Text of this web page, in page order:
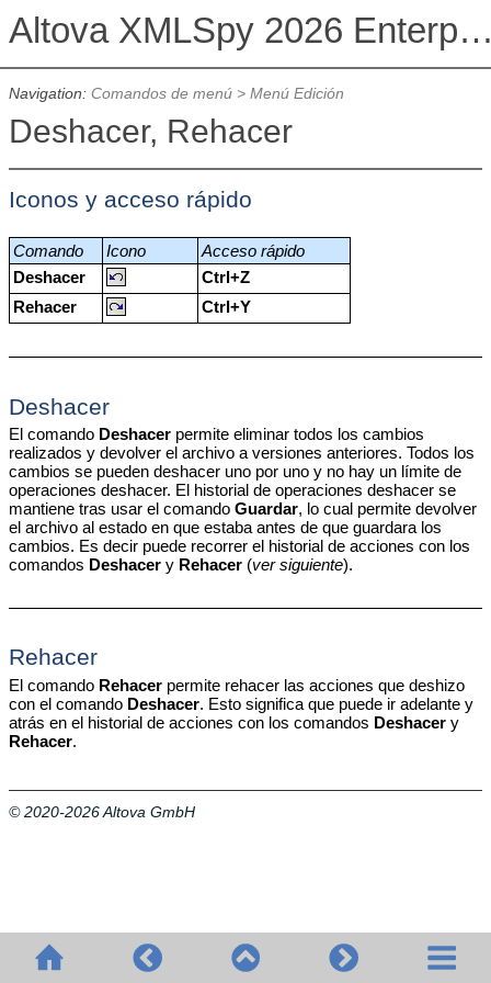
Altova XMLSpy 2026
Navigation: Comandos de menú> Menú Edición
Deshacer, Rehacer
Iconos y acceso rápido
Comando Icono
Acceso rápido
Deshacer
Ctrl+Z
Rehacer
Ctrl+Y
Deshacer
El comando Deshacerpermite eliminar todos los cambios
realizados y devolver el archivo a versiones anteriores. Todos los
cambios se pueden deshacer uno por uno y no hay un límite de
operaciones deshacer. El historial de operaciones deshacer se
mantiene tras usar el comando Guardar, lo cual permite devolver
el archivo al estado en que estaba antes de que guardara los
cambios. Es decir puede recorrer el historial de acciones con los
comandos Deshacery Rehacer(ver siguiente).
Rehacer
El comando Rehacerpermite rehacer las acciones que deshizo
con el comando Deshacer. Esto significa que puede ir adelante y
atrás en el historial de acciones con los comandos Deshacery
Rehacer.
© 2020-2026 Altova GmbH